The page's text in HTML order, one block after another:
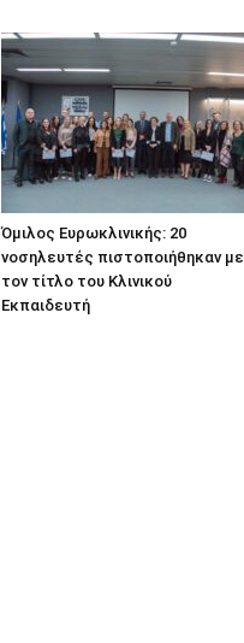
Όμιλος Ευρωκλινικής: 20
νοσηλευτές πιστοποιήθηκαν με
τον τίτλο του Κλινικού
Εκπαιδευτή